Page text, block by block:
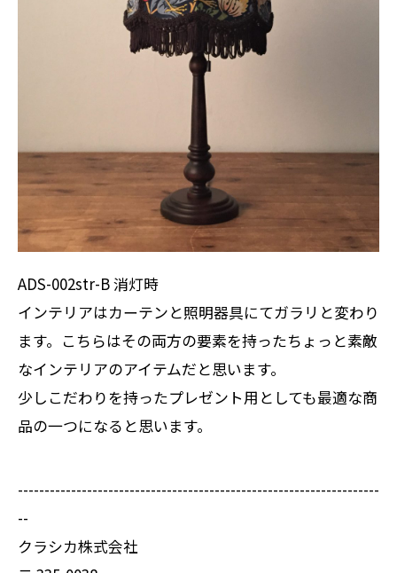
ADS-002str-B 消灯時
インテリアはカーテンと照明器具にてガラリと変わり
ます。こちらはその両方の要素を持ったちょっと素敵
なインテリアのアイテムだと思います。
少しこだわりを持ったプレゼント用としても最適な商
品の一つになると思います。
--------------------------------------------------------------------
--
クラシカ株式会社